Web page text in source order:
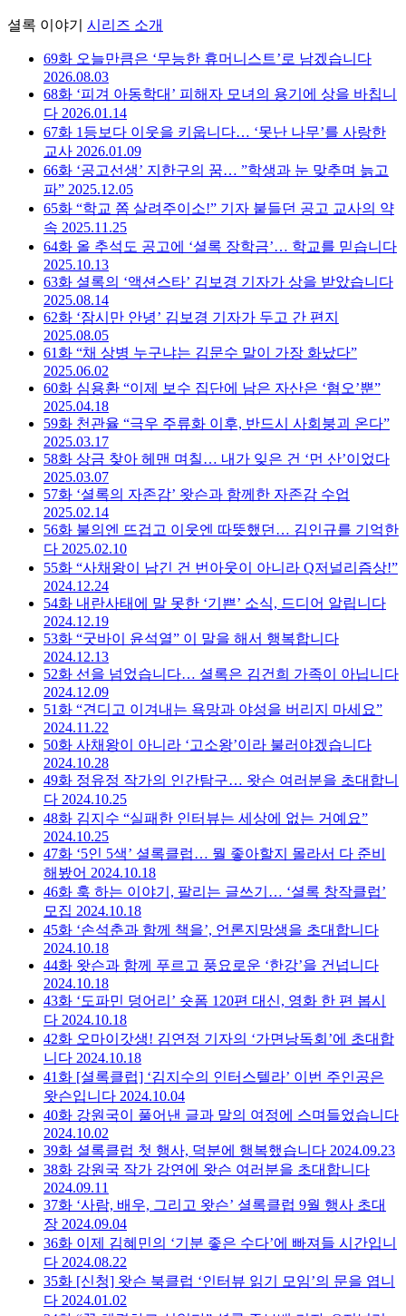
셜록 이야기 시리즈 소개
69화 오늘만큼은 ‘무능한 휴머니스트’로 남겠습니다
2026.08.03
68화 ‘피겨 아동학대’ 피해자 모녀의 용기에 상을 바칩니
다 2026.01.14
67화 1등보다 이웃을 키웁니다… ‘못난 나무’를 사랑한
교사 2026.01.09
66화 ‘공고선생’ 지한구의 꿈… ”학생과 눈 맞추며 늙고
파” 2025.12.05
65화 “학교 쫌 살려주이소!” 기자 붙들던 공고 교사의 약
속 2025.11.25
64화 올 추석도 공고에 ‘셜록 장학금’… 학교를 믿습니다
2025.10.13
63화 셜록의 ‘액션스타’ 김보경 기자가 상을 받았습니다
2025.08.14
62화 ‘잠시만 안녕’ 김보경 기자가 두고 간 편지
2025.08.05
61화 “채 상병 누구냐는 김문수 말이 가장 화났다”
2025.06.02
60화 심용환 “이제 보수 집단에 남은 자산은 ‘혐오’뿐”
2025.04.18
59화 천관율 “극우 주류화 이후, 반드시 사회붕괴 온다”
2025.03.17
58화 상금 찾아 헤맨 며칠… 내가 잊은 건 ‘먼 산’이었다
2025.03.07
57화 ‘셜록의 자존감’ 왓슨과 함께한 자존감 수업
2025.02.14
56화 불의엔 뜨겁고 이웃엔 따뜻했던… 김인규를 기억한
다 2025.02.10
55화 “사채왕이 남긴 건 번아웃이 아니라 Q저널리즘상!”
2024.12.24
54화 내란사태에 말 못한 ‘기쁜’ 소식, 드디어 알립니다
2024.12.19
53화 “굿바이 윤석열” 이 말을 해서 행복합니다
2024.12.13
52화 선을 넘었습니다… 셜록은 김건희 가족이 아닙니다
2024.12.09
51화 “견디고 이겨내는 욕망과 야성을 버리지 마세요”
2024.11.22
50화 사채왕이 아니라 ‘고소왕’이라 불러야겠습니다
2024.10.28
49화 정유정 작가의 인간탐구… 왓슨 여러분을 초대합니
다 2024.10.25
48화 김지수 “실패한 인터뷰는 세상에 없는 거예요”
2024.10.25
47화 ‘5인 5색’ 셜록클럽… 뭘 좋아할지 몰라서 다 준비
해봤어 2024.10.18
46화 훅 하는 이야기, 팔리는 글쓰기… ‘셜록 창작클럽’
모집 2024.10.18
45화 ‘손석춘과 함께 책을’, 언론지망생을 초대합니다
2024.10.18
44화 왓슨과 함께 푸르고 풍요로운 ‘한강’을 건넙니다
2024.10.18
43화 ‘도파민 덩어리’ 숏폼 120편 대신, 영화 한 편 봅시
다 2024.10.18
42화 오마이갓생! 김연정 기자의 ‘가면낭독회’에 초대합
니다 2024.10.18
41화 [셜록클럽] ‘김지수의 인터스텔라’ 이번 주인공은
왓슨입니다 2024.10.04
40화 강원국이 풀어낸 글과 말의 여정에 스며들었습니다
2024.10.02
39화 셜록클럽 첫 행사, 덕분에 행복했습니다 2024.09.23
38화 강원국 작가 강연에 왓슨 여러분을 초대합니다
2024.09.11
37화 ‘사람, 배우, 그리고 왓슨’ 셜록클럽 9월 행사 초대
장 2024.09.04
36화 이제 김혜민의 ‘기분 좋은 수다’에 빠져들 시간입니
다 2024.08.22
35화 [신청] 왓슨 북클럽 ‘인터뷰 읽기 모임’의 문을 엽니
다 2024.01.02